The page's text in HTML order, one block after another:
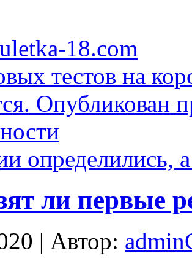
18.com
тестов на
Опубликован
определились,
ли первые
| Автор: